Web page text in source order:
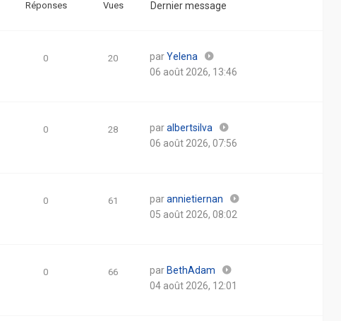
Réponses Vues Dernier message
0 20 parYelena
06 août 2026, 13:46
0 28 paralbertsilva
06 août 2026, 07:56
0 61 parannietiernan
05 août 2026, 08:02
0 66 par BethAdam
04 août 2026, 12:01